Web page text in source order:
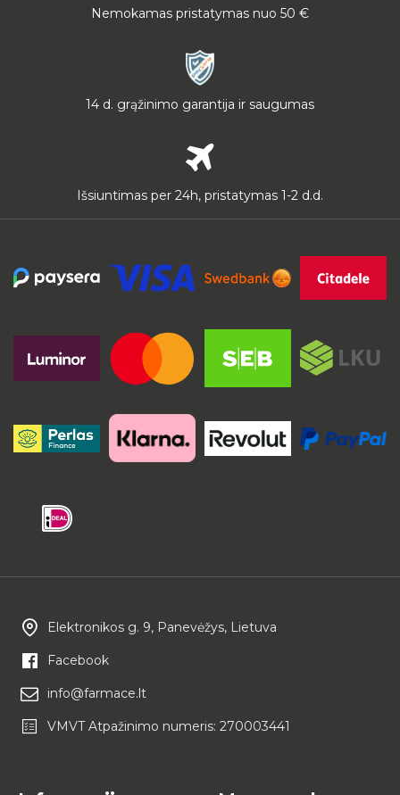
Nemokamas pristatymas nuo 50 €
14 d. grąžinimo garantija ir saugumas
Išsiuntimas per 24h, pristatymas 1-2 d.d.
Elektronikos g. 9, Panevėžys, Lietuva
Facebook
info@farmace.lt
VMVT Atpažinimo numeris: 270003441